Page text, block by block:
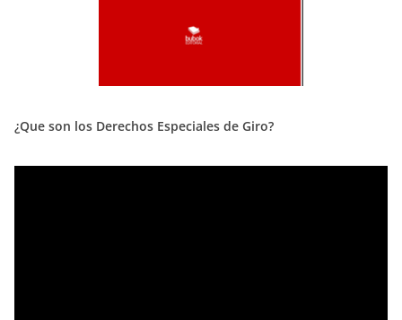
¿Que son los Derechos Especiales de Giro?